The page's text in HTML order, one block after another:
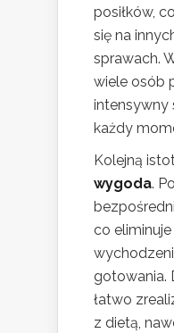
posiłków,
się na
sprawach.
wiele osób
intensywny
każdy
Kolejną
wygoda.
co
gotowania.
łatwo
z dietą,